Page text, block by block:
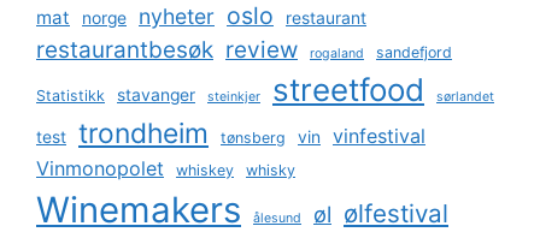
mat norge nyheter oslo restaurant
restaurantbesøk review rogaland sandefjord
Statistikk stavanger steinkjer streetfood sørlandet
test trondheim tønsberg vin
vinfestival
Vinmonopolet
whiskey whisky
Winemakers ålesund øl ølfestival